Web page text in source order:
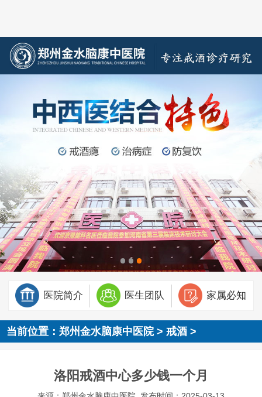
医院简介 医生团队 家属必知
当前位置：郑州金水脑康中医院>戒酒 >
洛阳戒酒中心多少钱一个月